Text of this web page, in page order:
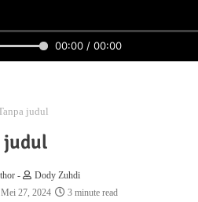
00:00 / 00:00
judul
judul
-
Dody Zuhdi
Mei 27, 2024
3 minute read